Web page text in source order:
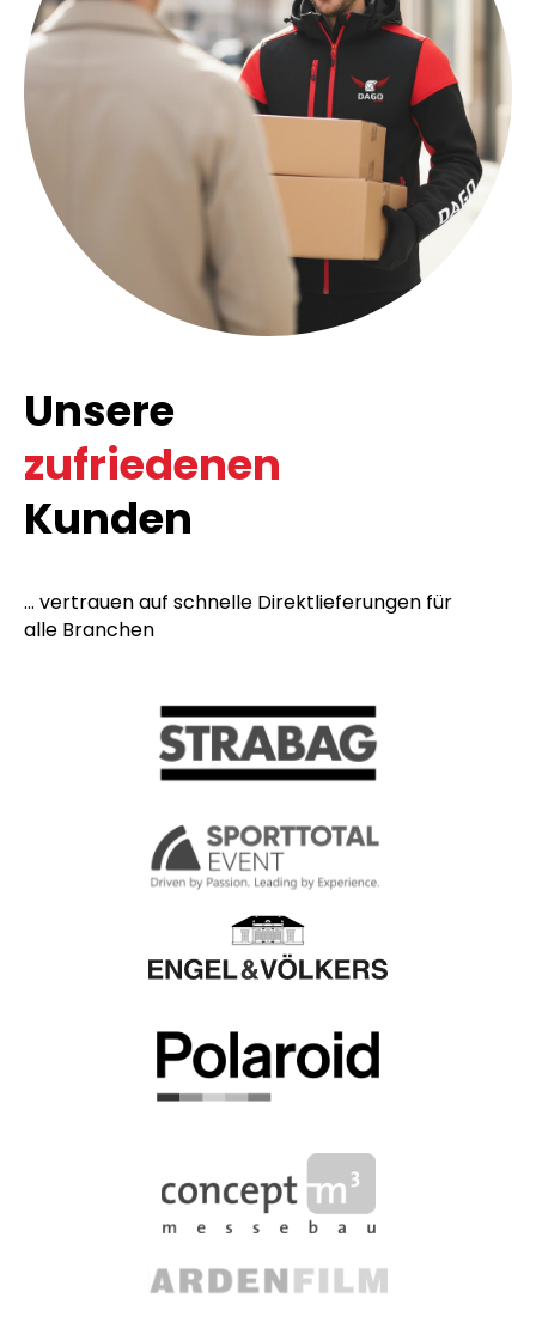
Unsere
zufriedenen
Kunden
... vertrauen auf schnelle Direktlieferungen für
alle Branchen